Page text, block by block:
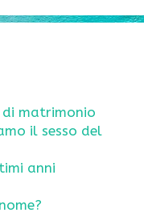
matrimonio
il sesso del
anni